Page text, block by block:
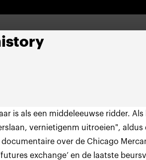
is als een middeleeuwse ridder.
vernietigenm uitroeien", aldus
over de Chicago
exchange’ en de laatste